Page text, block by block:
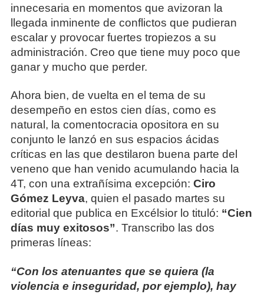
innecesaria en momentos que avizoran la
llegada inminente de conflictos que pudieran
escalar y provocar fuertes tropiezos a su
administración. Creo que tiene muy poco que
ganar y mucho que perder.
Ahora bien, de vuelta en el tema de su
desempeño en estos cien días, como es
natural, la comentocracia opositora en su
conjunto le lanzó en sus espacios ácidas
críticas en las que destilaron buena parte del
veneno que han venido acumulando hacia la
4T, con una extrañísima excepción: Ciro
Gómez Leyva, quien el pasado martes su
editorial que publica en Excélsior lo tituló: “Cien
días muy exitosos”. Transcribo las dos
primeras líneas:
“Con los atenuantes que se quiera (la
violencia e inseguridad, por ejemplo), hay